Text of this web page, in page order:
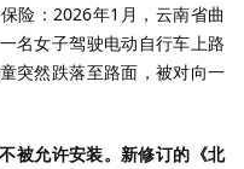
险：2026年1月，云南省曲
名女子驾驶电动自行车上路
突然跌落至路面，被对向一
被允许安装。新修订的《北